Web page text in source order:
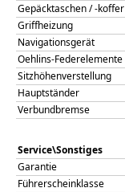
Gepäcktaschen / -koffer
Griffheizung
Navigationsgerät
Oehlins-Federelemente
Sitzhöhenverstellung
Hauptständer
Verbundbremse
Service\Sonstiges
Garantie
Führerscheinklasse